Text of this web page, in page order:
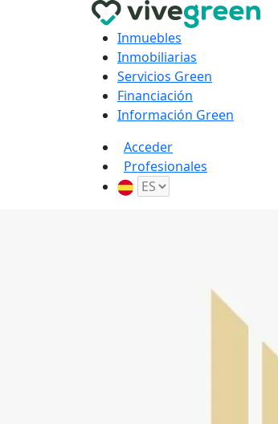
Inmuebles
Inmobiliarias
Servicios Green
Financiación
Información Green
Acceder
Profesionales